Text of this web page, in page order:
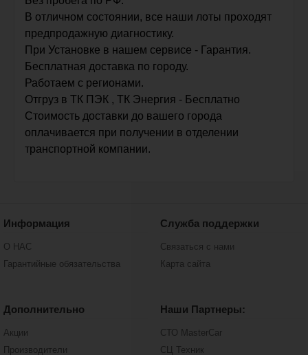
В отличном состоянии, все наши лоты проходят
предпродажную диагностику.
При Установке в нашем сервисе - Гарантия.
Бесплатная доставка по городу.
Работаем с регионами.
Отгруз в ТК ПЭК , ТК Энергия - Бесплатно
Стоимость доставки до вашего города
оплачивается при получении в отделении
транспортной компании.
Информация
О НАС
Гарантийные обязательства
Служба поддержки
Связаться с нами
Карта сайта
Дополнительно
Акции
Производители
Наши Партнеры:
СТО MasterCar
СЦ Техник